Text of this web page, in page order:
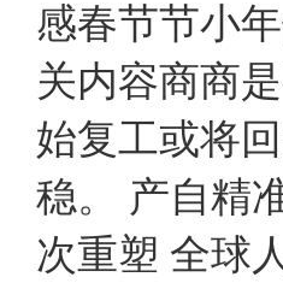
感春节节小
关内容商商
始复工或将
稳。 产自精
次重塑 全球